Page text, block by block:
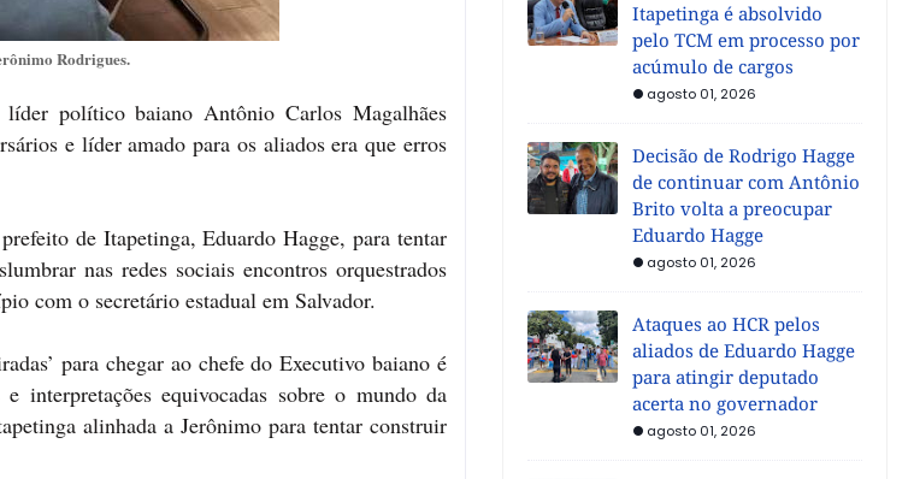
Rodrigues.
político baiano Antônio Carlos Magalhães
e líder amado para os aliados era que erros
de Itapetinga, Eduardo Hagge, para tentar
nas redes sociais encontros orquestrados
com o secretário estadual em Salvador.
para chegar ao chefe do Executivo baiano é
interpretações equivocadas sobre o mundo da
alinhada a Jerônimo para tentar construir
Itapetinga é absolvido
pelo TCM em processo por
acúmulo de cargos
agosto 01, 2026
Decisão de Rodrigo Hagge
de continuar com Antônio
Brito volta a preocupar
Eduardo Hagge
agosto 01, 2026
Ataques ao HCR pelos
aliados de Eduardo Hagge
para atingir deputado
acerta no governador
agosto 01, 2026